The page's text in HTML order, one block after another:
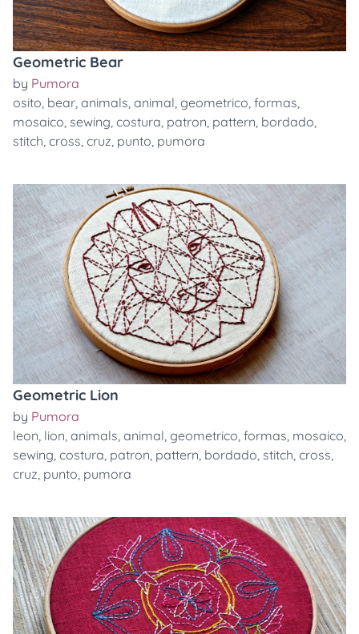
Geometric Bear
by Pumora
osito, bear, animals, animal, geometrico, formas,
mosaico, sewing, costura, patron, pattern, bordado,
stitch, cross, cruz, punto, pumora
Geometric Lion
by Pumora
leon, lion, animals, animal, geometrico, formas, mosaico,
sewing, costura, patron, pattern, bordado, stitch, cross,
cruz, punto, pumora